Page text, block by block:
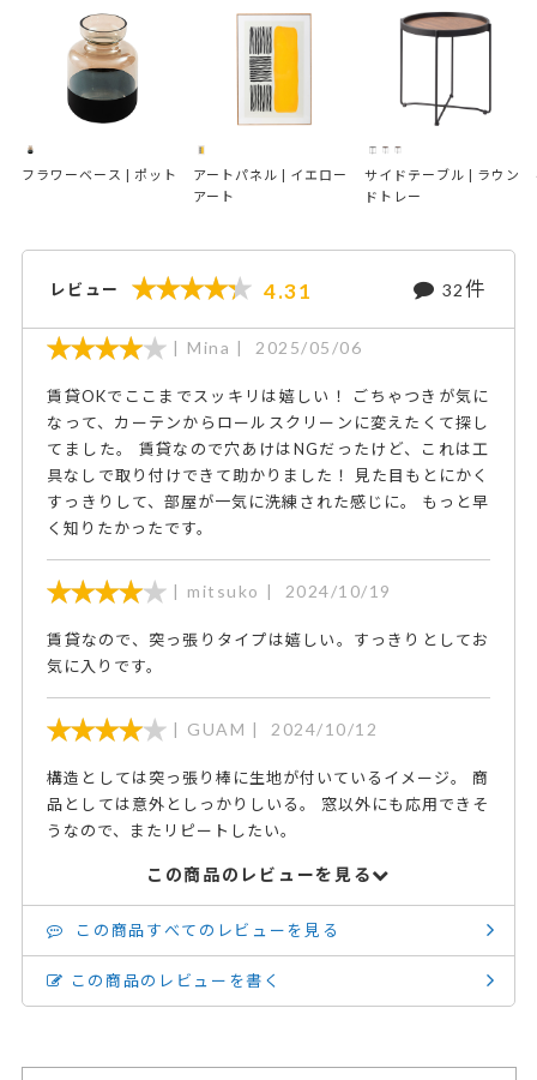
フラワーベース | ポット
アートパネル | イエロー
アート
サイドテーブル | ラウン
ドトレー
レビュー 4.31 32件
Mina 2025/05/06
賃貸OKでここまでスッキリは嬉しい！ ごちゃつきが気に
なって、カーテンからロールスクリーンに変えたくて探し
てました。 賃貸なので穴あけはNGだったけど、これは工
具なしで取り付けできて助かりました！ 見た目もとにかく
すっきりして、部屋が一気に洗練された感じに。 もっと早
く知りたかったです。
mitsuko 2024/10/19
賃貸なので、突っ張りタイプは嬉しい。すっきりとしてお
気に入りです。
GUAM 2024/10/12
構造としては突っ張り棒に生地が付いているイメージ。 商
品としては意外としっかりしいる。 窓以外にも応用できそ
うなので、またリピートしたい。
この商品のレビューを見る
この商品すべてのレビューを見る
この商品のレビューを書く